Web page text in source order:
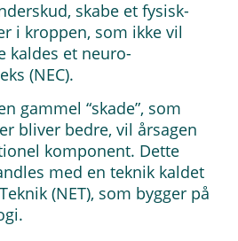
skabe et fysisk-
i kroppen, som ikke vil
kaldes et neuro-
(NEC).
gammel “skade”, som
bliver bedre, vil årsagen
komponent. Dette
med en teknik kaldet
(NET), som bygger på